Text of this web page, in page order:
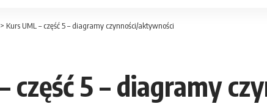
> Kurs UML – część 5 – diagramy czynności/aktywności
część 5 – diagramy